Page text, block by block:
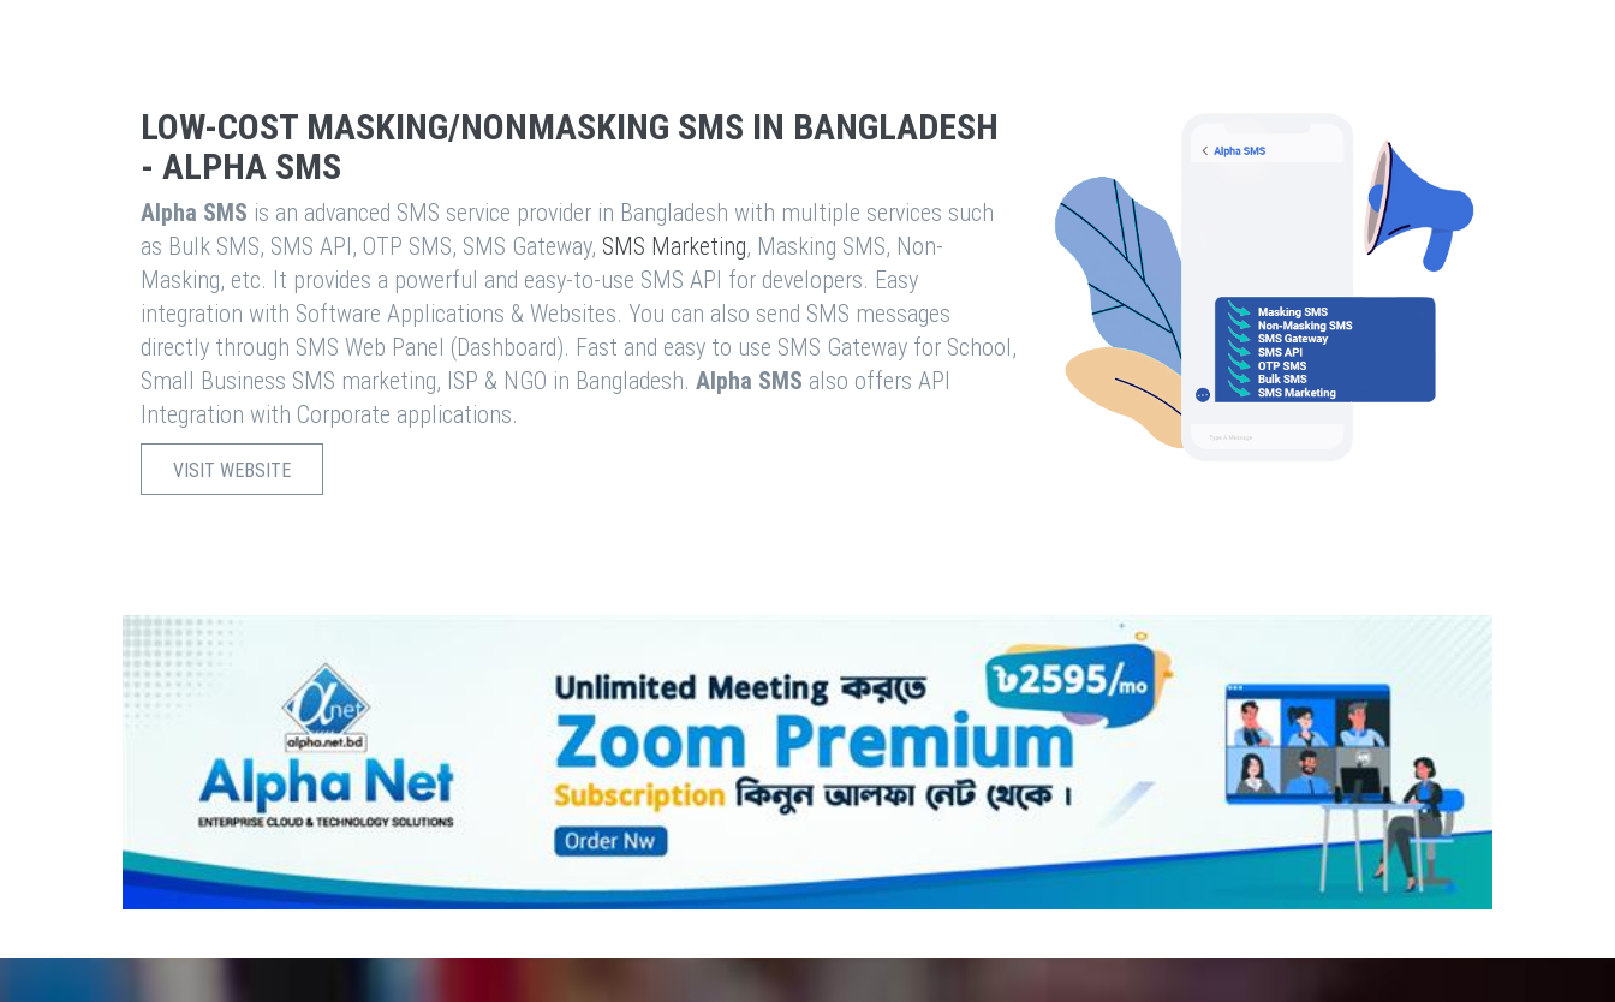
LOW-COST MASKING/NONMASKING SMS IN BANGLADESH
- ALPHA SMS
Alpha SMS is an advanced SMS service provider in Bangladesh with multiple services such
as Bulk SMS, SMS API, OTP SMS, SMS Gateway, SMS Marketing, Masking SMS, Non-
Masking, etc. It provides a powerful and easy-to-use SMS API for developers. Easy
integration with Software Applications & Websites. You can also send SMS messages
directly through SMS Web Panel (Dashboard). Fast and easy to use SMS Gateway for School,
Small Business SMS marketing, ISP & NGO in Bangladesh. Alpha SMS also offers API
Integration with Corporate applications.
VISIT WEBSITE